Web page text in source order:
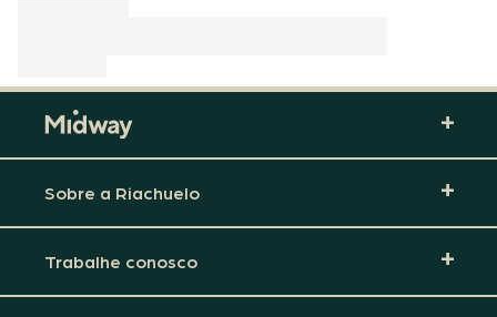
Sobre a Riachuelo
Trabalhe conosco